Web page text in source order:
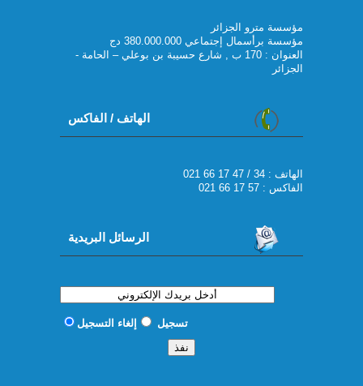
مؤسسة مترو الجزائر
مؤسسة برأسمال إجتماعي 380.000.000 دج
العنوان : 170 ب , شارع حسيبة بن بوعلي – الحامة -
الجزائر
الهاتف / الفاكس
021 66 17 47 / 34 : الهاتف
الفاكس : 57 17 66 021
الرسائل البريدية
تسجيل إلغاء التسجيل